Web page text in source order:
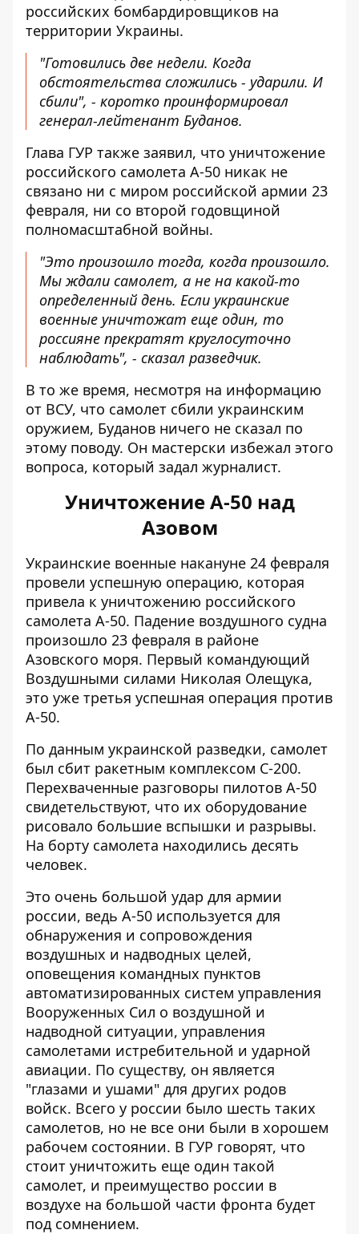
российских бомбардировщиков на
территории Украины.
"Готовились две недели. Когда
обстоятельства сложились - ударили. И
сбили", - коротко проинформировал
генерал-лейтенант Буданов.
Глава ГУР также заявил, что уничтожение
российского самолета А-50 никак не
связано ни с миром российской армии 23
февраля, ни со второй годовщиной
полномасштабной войны.
"Это произошло тогда, когда произошло.
Мы ждали самолет, а не на какой-то
определенный день. Если украинские
военные уничтожат еще один, то
россияне прекратят круглосуточно
наблюдать", - сказал разведчик.
В то же время, несмотря на информацию
от ВСУ, что самолет сбили украинским
оружием, Буданов ничего не сказал по
этому поводу. Он мастерски избежал этого
вопроса, который задал журналист.
Уничтожение А-50 над
Азовом
Украинские военные накануне 24 февраля
провели успешную операцию, которая
привела к уничтожению российского
самолета А-50. Падение воздушного судна
произошло 23 февраля в районе
Азовского моря. Первый командующий
Воздушными силами Николая Олещука,
это уже третья успешная операция против
А-50.
По данным украинской разведки, самолет
был сбит ракетным комплексом С-200.
Перехваченные разговоры пилотов А-50
свидетельствуют, что их оборудование
рисовало большие вспышки и разрывы.
На борту самолета находились десять
человек.
Это очень большой удар для армии
россии, ведь А-50 используется для
обнаружения и сопровождения
воздушных и надводных целей,
оповещения командных пунктов
автоматизированных систем управления
Вооруженных Сил о воздушной и
надводной ситуации, управления
самолетами истребительной и ударной
авиации. По существу, он является
"глазами и ушами" для других родов
войск. Всего у россии было шесть таких
самолетов, но не все они были в хорошем
рабочем состоянии. В ГУР говорят, что
стоит уничтожить еще один такой
самолет, и преимущество россии в
воздухе на большой части фронта будет
под сомнением.